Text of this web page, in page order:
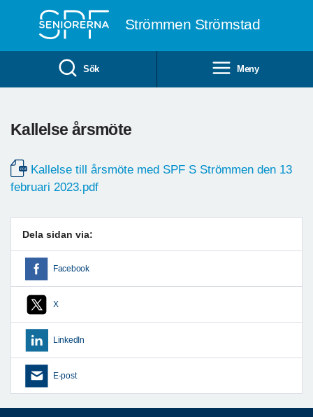
Strömmen Strömstad
Sök Meny
Kallelse årsmöte
Kallelse till årsmöte med SPF S Strömmen den 13
februari 2023.pdf
Dela sidan via:
Facebook
X
LinkedIn
E-post